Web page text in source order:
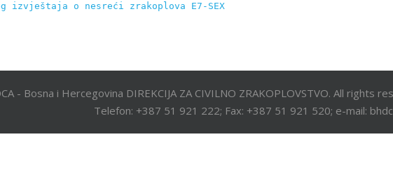
izvještaja o nesreći zrakoplova E7-SEX
- Bosna i Hercegovina DIREKCIJA ZA CIVILNO ZRAKOPLOVSTVO. All rights
Telefon: +387 51 921 222; Fax: +387 51 921 520; e-mail: